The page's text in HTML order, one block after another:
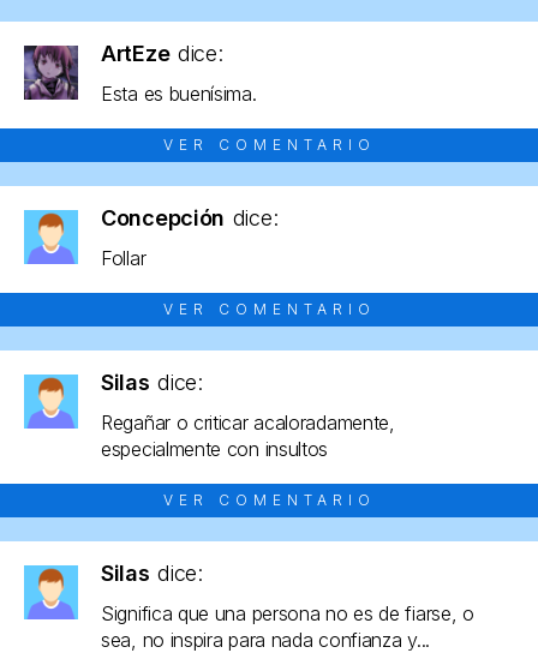
ArtEze dice:
Esta es buenísima.
VER COMENTARIO
Concepción dice:
Follar
VER COMENTARIO
Silas dice:
Regañar o criticar acaloradamente,
especialmente con insultos
VER COMENTARIO
Silas dice:
Significa que una persona no es de fiarse, o
sea, no inspira para nada confianza y...